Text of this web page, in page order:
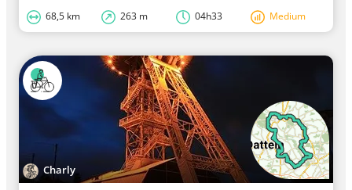
68,5 km 263 m 04h33 Medium
Charly